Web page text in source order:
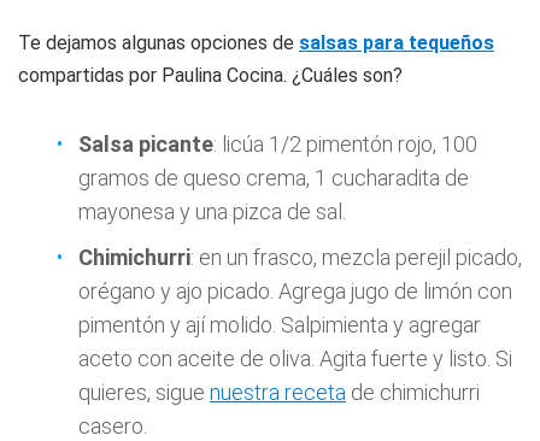
Te dejamos algunas opciones de salsas para tequeños
compartidas por Paulina Cocina. ¿Cuáles son?
Salsa picante: licúa 1/2 pimentón rojo, 100
gramos de queso crema, 1 cucharadita de
mayonesa y una pizca de sal.
Chimichurri: en un frasco, mezcla perejil picado,
orégano y ajo picado. Agrega jugo de limón con
pimentón y ají molido. Salpimienta y agregar
aceto con aceite de oliva. Agita fuerte y listo. Si
quieres, sigue nuestra receta de chimichurri
casero.